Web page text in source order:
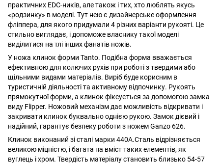
практичних EDC-ників, але також і тих, хто люблять якусь
«родзинку» в моделі. Тут нею є дизайнерське оформлення
фліппера, для якого придумали 4 різних варіанти рукояті. Це
стильно виглядає, і допоможе власнику такої моделі
виділитися на тлі інших фанатів ножів.
У ножа клинок форми Tanto. Подібна форма вважається
ефективною для колючих рухів при роботі з твердими або
щільними видами матеріалів. Виріб буде корисним в
туристичній діяльності та активному відпочинку. Рукоять
прямокутної форми, а клинок фіксується за допомогою замка
виду Flipper. Ножовий механізм дає можливість відкривати і
закривати клинок буквально однією рукою. Замок дієвий і
надійний, гарантує безпеку роботи з ножем Ganzo 626.
Клинок виконаний зі сталі марки 440A.Сталь відрізняється
великою міцністю, і багата на вміст таких елементів, як
вуглець і хром. Твердість матеріалу становить близько 54-57